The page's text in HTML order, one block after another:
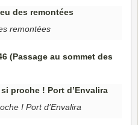
remontées
! Port d’Envalira